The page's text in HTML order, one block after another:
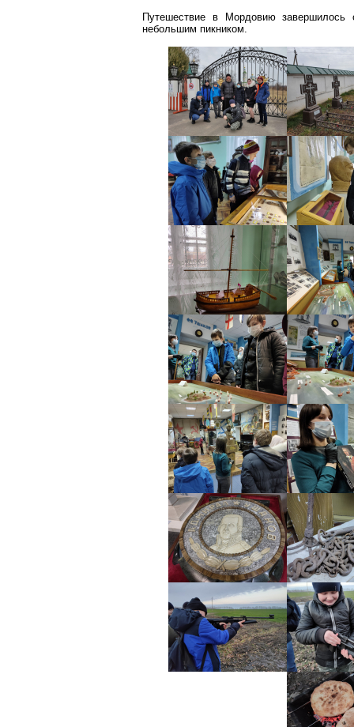
Путешествие в Мордовию завершилось
небольшим пикником.